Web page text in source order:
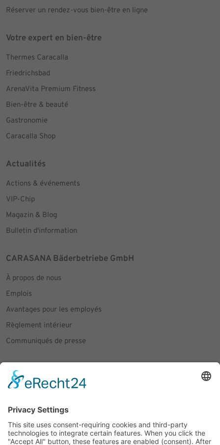
Réserver un rendez-vous bien-être en ligne
Votre expert en bien-être
Thermes Caracalla
Friedrichsbad
ArenaVita Premium Fitness
Bien-être & beauté
Gastronomie
Caracalla Shop
Actualités
Actions & événements
VIP-Chip
Magazin & Blog
Bulletin d'information
CARASANA Bäderbetriebe GmbH
À propos de nous
Emplois
Avantages pour les employés
Règlement intérieur
Communiqués de presse
Social Media
Facebook
Instagram